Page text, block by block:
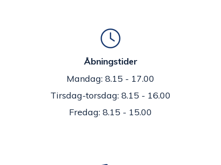
Åbningstider
Mandag: 8.15 - 17.00
Tirsdag-torsdag: 8.15 - 16.00
Fredag: 8.15 - 15.00